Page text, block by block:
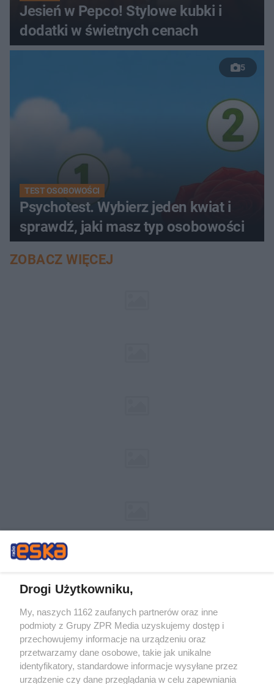
Jesień w Pepco! Stylowe kubki i
dodatki w świetnych cenach
5
TEST OSOBOWOŚCI
Psychotest. Wybierz jeden kwiat i
sprawdź, jaki masz typ osobowości
ZOBACZ WIĘCEJ
Żaden utwór zamieszczony w serwisie nie może być powielany i
rozpowszechniany lub dalej rozpowszechniany w jakikolwiek sposób (w
tym także elektroniczny lub mechaniczny) na jakimkolwiek polu
eksploatacji w jakiejkolwiek formie, włącznie z umieszczaniem w Internecie
bez pisemnej zgody właściciela praw. Jakiekolwiek użycie lub
wykorzystanie utworów w całości lub w części z naruszeniem prawa, tzn.
bez właściwej zgody, jest zabronione pod groźbą kary i może być ścigane
Drogi Użytkowniku,
My, naszych 1162 zaufanych partnerów oraz inne
podmioty z Grupy ZPR Media uzyskujemy dostęp i
przechowujemy informacje na urządzeniu oraz
przetwarzamy dane osobowe, takie jak unikalne
identyfikatory, standardowe informacje wysyłane przez
urządzenie czy dane przeglądania w celu zapewniania